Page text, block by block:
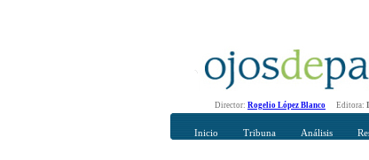
Director: Rogelio López Blanco Editora:
Inicio Tribuna Análisis